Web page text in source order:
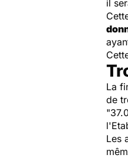
il
La
de
Les